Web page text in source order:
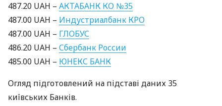
487.20 UAH – АКТАБАНК КО №35
487.00 UAH – Индустриалбанк КРО
487.00 UAH – ГЛОБУС
486.20 UAH – Сбербанк России
485.00 UAH – ЮНЕКС БАНК
Огляд підготовлений на підставі даних 35
київських Банків.